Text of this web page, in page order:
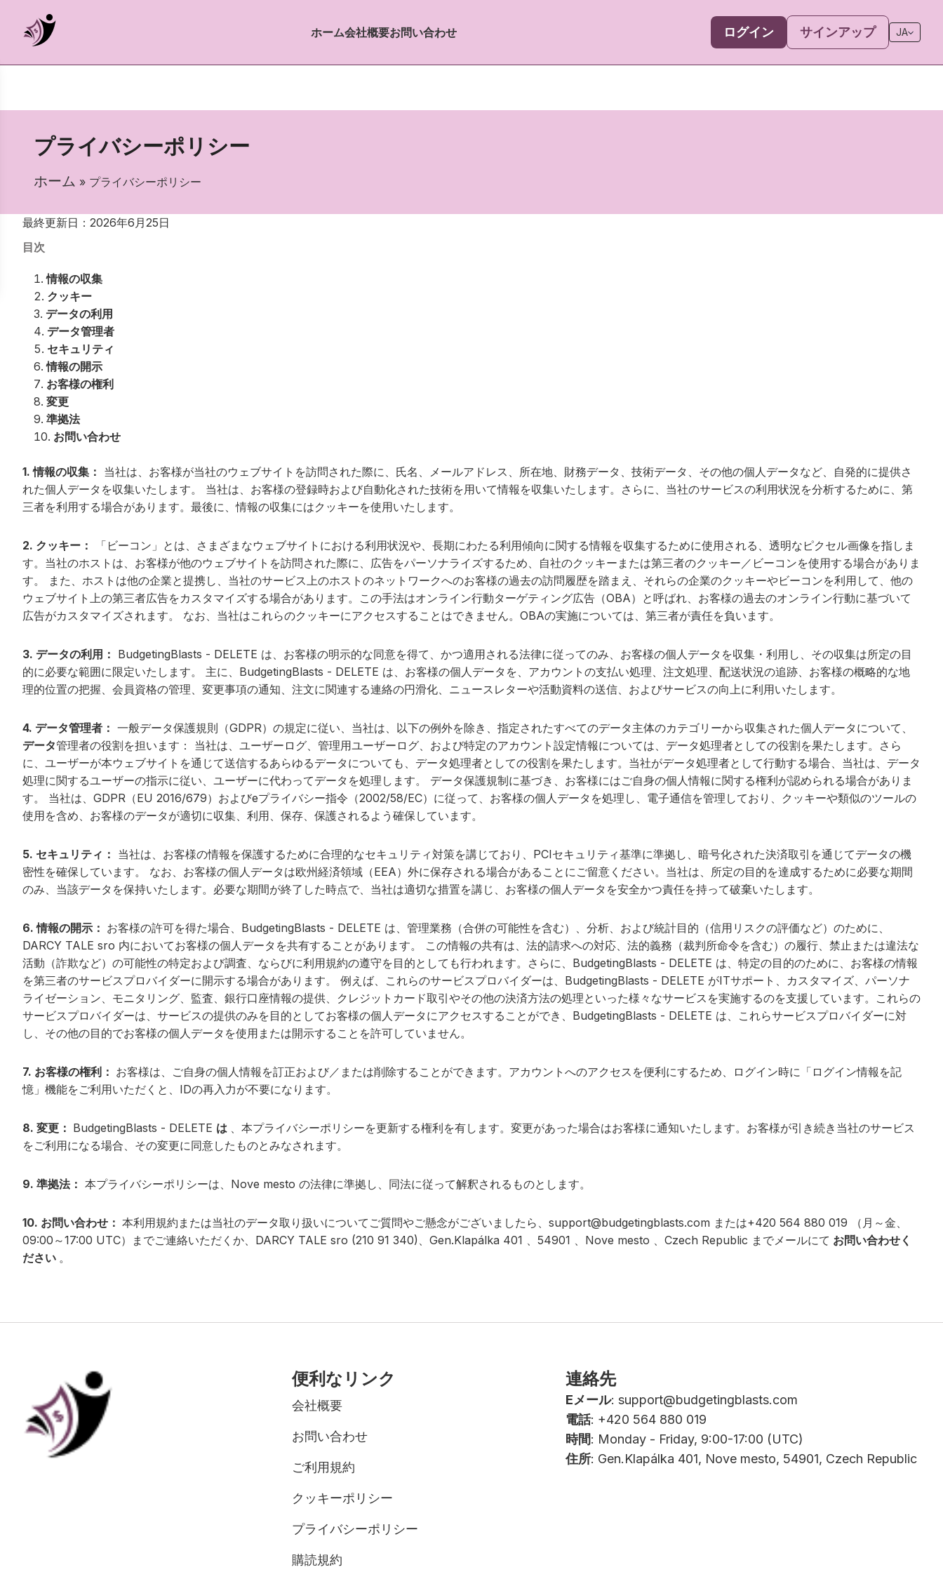
ホーム会社概要お問い合わせ ログイン サインアップ JA
プライバシーポリシー
ホーム » プライバシーポリシー
最終更新日：2026年6月25日
目次
情報の収集
クッキー
データの利用
データ管理者
セキュリティ
情報の開示
お客様の権利
変更
準拠法
お問い合わせ
1. 情報の収集： 当社は、お客様が当社のウェブサイトを訪問された際に、氏名、メールアドレス、所在地、財務データ、技術データ、その他の個人データなど、自発的に提供さ
れた個人データを収集いたします。 当社は、お客様の登録時および自動化された技術を用いて情報を収集いたします。さらに、当社のサービスの利用状況を分析するために、第
三者を利用する場合があります。最後に、情報の収集にはクッキーを使用いたします。
2. クッキー：
「ビーコン」とは、さまざまなウェブサイトにおける利用状況や、長期にわたる利用傾向に関する情報を収集するために使用される、透明なピクセル画像を指しま
す。当社のホストは、お客様が他のウェブサイトを訪問された際に、広告をパーソナライズするため、自社のクッキーまたは第三者のクッキー／ビーコンを使用する場合がありま
す。 また、ホストは他の企業と提携し、当社のサービス上のホストのネットワークへのお客様の過去の訪問履歴を踏まえ、それらの企業のクッキーやビーコンを利用して、他の
ウェブサイト上の第三者広告をカスタマイズする場合があります。この手法はオンライン行動ターゲティング広告（OBA）と呼ばれ、お客様の過去のオンライン行動に基づいて
広告がカスタマイズされます。 なお、当社はこれらのクッキーにアクセスすることはできません。OBAの実施については、第三者が責任を負います。
3. データの利用： BudgetingBlasts - DELETE は、お客様の明示的な同意を得て、かつ適用される法律に従ってのみ、お客様の個人データを収集・利用し、その収集は所定の目
的に必要な範囲に限定いたします。 主に、BudgetingBlasts - DELETE は、お客様の個人データを、アカウントの支払い処理、注文処理、配送状況の追跡、お客様の概略的な地
理的位置の把握、会員資格の管理、変更事項の通知、注文に関連する連絡の円滑化、ニュースレターや活動資料の送信、およびサービスの向上に利用いたします。
4. データ管理者： 一般データ保護規則（GDPR）の規定に従い、当社は、以下の例外を除き、指定されたすべてのデータ主体のカテゴリーから収集された個人データについて、
データ管理者の役割を担います： 当社は、ユーザーログ、管理用ユーザーログ、および特定のアカウント設定情報については、データ処理者としての役割を果たします。さら
に、ユーザーが本ウェブサイトを通じて送信するあらゆるデータについても、データ処理者としての役割を果たします。当社がデータ処理者として行動する場合、当社は、データ
処理に関するユーザーの指示に従い、ユーザーに代わってデータを処理します。 データ保護規制に基づき、お客様にはご自身の個人情報に関する権利が認められる場合がありま
す。 当社は、GDPR（EU 2016/679）およびeプライバシー指令（2002/58/EC）に従って、お客様の個人データを処理し、電子通信を管理しており、クッキーや類似のツールの
使用を含め、お客様のデータが適切に収集、利用、保存、保護されるよう確保しています。
5. セキュリティ： 当社は、お客様の情報を保護するために合理的なセキュリティ対策を講じており、PCIセキュリティ基準に準拠し、暗号化された決済取引を通じてデータの機
密性を確保しています。 なお、お客様の個人データは欧州経済領域（EEA）外に保存される場合があることにご留意ください。当社は、所定の目的を達成するために必要な期間
のみ、当該データを保持いたします。必要な期間が終了した時点で、当社は適切な措置を講じ、お客様の個人データを安全かつ責任を持って破棄いたします。
6. 情報の開示： お客様の許可を得た場合、BudgetingBlasts - DELETE は、管理業務（合併の可能性を含む）、分析、および統計目的（信用リスクの評価など）のために、
DARCY TALE sro 内においてお客様の個人データを共有することがあります。 この情報の共有は、法的請求への対応、法的義務（裁判所命令を含む）の履行、禁止または違法な
活動（詐欺など）の可能性の特定および調査、ならびに利用規約の遵守を目的としても行われます。さらに、BudgetingBlasts - DELETE は、特定の目的のために、お客様の情報
を第三者のサービスプロバイダーに開示する場合があります。 例えば、これらのサービスプロバイダーは、BudgetingBlasts - DELETE がITサポート、カスタマイズ、パーソナ
ライゼーション、モニタリング、監査、銀行口座情報の提供、クレジットカード取引やその他の決済方法の処理といった様々なサービスを実施するのを支援しています。これらの
サービスプロバイダーは、サービスの提供のみを目的としてお客様の個人データにアクセスすることができ、BudgetingBlasts - DELETE は、これらサービスプロバイダーに対
し、その他の目的でお客様の個人データを使用または開示することを許可していません。
7. お客様の権利： お客様は、ご自身の個人情報を訂正および／または削除することができます。アカウントへのアクセスを便利にするため、ログイン時に「ログイン情報を記
憶」機能をご利用いただくと、IDの再入力が不要になります。
8. 変更： BudgetingBlasts - DELETE は 、本プライバシーポリシーを更新する権利を有します。変更があった場合はお客様に通知いたします。お客様が引き続き当社のサービス
をご利用になる場合、その変更に同意したものとみなされます。
9. 準拠法： 本プライバシーポリシーは、Nove mesto の法律に準拠し、同法に従って解釈されるものとします。
10. お問い合わせ： 本利用規約または当社のデータ取り扱いについてご質問やご懸念がございましたら、 support@budgetingblasts.com または+420 564 880 019 （月～金、
09:00～17:00 UTC）までご連絡いただくか、DARCY TALE sro (210 91 340)、Gen.Klapálka 401 、54901 、Nove mesto 、Czech Republic までメールにて お問い合わせく
ださい 。
便利なリンク
会社概要
お問い合わせ
ご利用規約
クッキーポリシー
プライバシーポリシー
購読規約
連絡先
Eメール: support@budgetingblasts.com
電話: +420 564 880 019
時間: Monday - Friday, 9:00-17:00 (UTC)
住所: Gen.Klapálka 401, Nove mesto, 54901, Czech Republic